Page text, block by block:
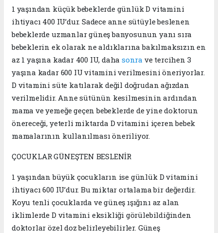
1 yaşından küçük bebeklerde günlük D vitamini
ihtiyacı 400 IU’dur. Sadece anne sütüyle beslenen
bebeklerde uzmanlar güneş banyosunun yanı sıra
bebeklerin ek olarak ne aldıklarına bakılmaksızın en
az 1 yaşına kadar 400 IU, dahasonra ve tercihen 3
yaşına kadar 600 IU vitamini verilmesini öneriyorlar.
D vitamini süte katılarak değil doğrudan ağızdan
verilmelidir. Anne sütünün kesilmesinin ardından
mama ve yemeğe geçen bebeklerde de yine doktorun
önereceği, yeterli miktarda D vitamini içeren bebek
mamalarının kullanılması öneriliyor.
ÇOCUKLAR GÜNEŞTEN BESLENİR
1 yaşından büyük çocukların ise günlük D vitamini
ihtiyacı 600 IU’dur. Bu miktar ortalama bir değerdir.
Koyu tenli çocuklarda ve güneş ışığını az alan
iklimlerde D vitamini eksikliği görülebildiğinden
doktorlar özel doz belirleyebilirler. Güneş